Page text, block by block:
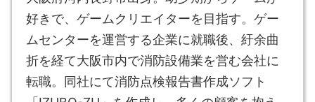
好きで、ゲームクリエイターを目指す。ゲー
ムセンターを運営する企業に就職後、紆余曲
折を経て大阪市内で消防設備業を営む会社に
転職。同社にて消防点検報告書作成ソフト